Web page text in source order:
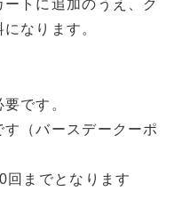
トに追加のうえ、ク
なります。
です。
（バースデークーポ
までとなります